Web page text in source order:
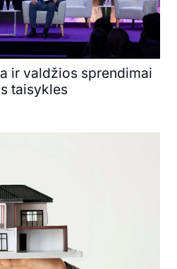
ir valdžios sprendimai
taisykles